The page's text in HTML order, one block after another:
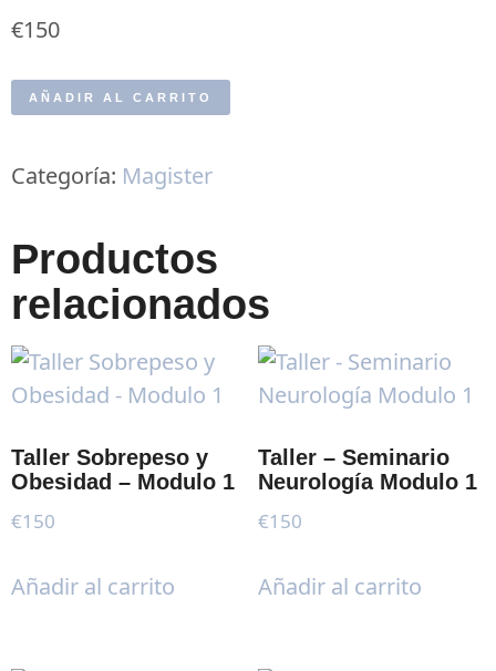
€150
AÑADIR AL CARRITO
Categoría: Magister
Productos
relacionados
Taller Sobrepeso y
Obesidad – Modulo 1
€150
Añadir al carrito
Taller – Seminario
Neurología Modulo 1
€150
Añadir al carrito